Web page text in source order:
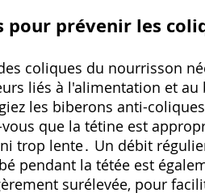
pour prévenir les
coliques du nourrisson
liés à l'alimentation et
les biberons anti-
vous que la tétine est
trop lente․ Un débit
pendant la tétée est
surélevée, pour